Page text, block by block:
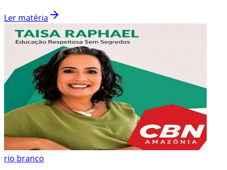
Ler matéria
rio branco